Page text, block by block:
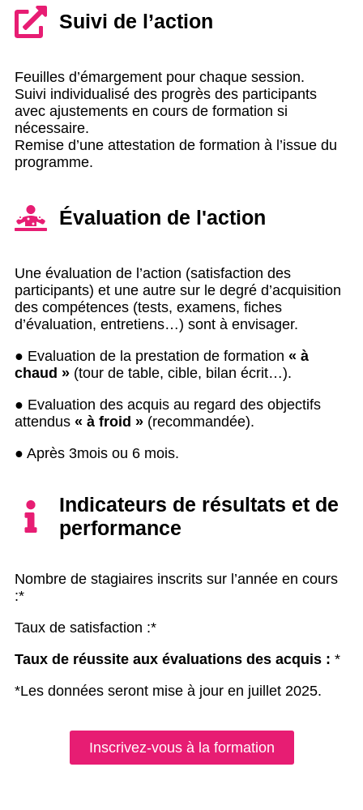
Suivi de l’action
Feuilles d’émargement pour chaque session.
Suivi individualisé des progrès des participants
avec ajustements en cours de formation si
nécessaire.
Remise d’une attestation de formation à l’issue du
programme.
Évaluation de l'action
Une évaluation de l’action (satisfaction des
participants) et une autre sur le degré d’acquisition
des compétences (tests, examens, fiches
d’évaluation, entretiens…) sont à envisager.
● Evaluation de la prestation de formation « à
chaud » (tour de table, cible, bilan écrit…).
● Evaluation des acquis au regard des objectifs
attendus « à froid » (recommandée).
● Après 3mois ou 6 mois.
Indicateurs de résultats et de
performance
Nombre de stagiaires inscrits sur l’année en cours
:*
Taux de satisfaction :*
Taux de réussite aux évaluations des acquis : *
*Les données seront mise à jour en juillet 2025.
Inscrivez-vous à la formation